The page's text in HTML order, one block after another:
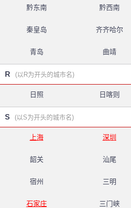
黔东南 黔西南
秦皇岛 齐齐哈尔
青岛 曲靖
R (以R为开头的城市名)
日照 日喀则
S (以S为开头的城市名)
上海 深圳
韶关 汕尾
宿州 三明
石家庄 三门峡